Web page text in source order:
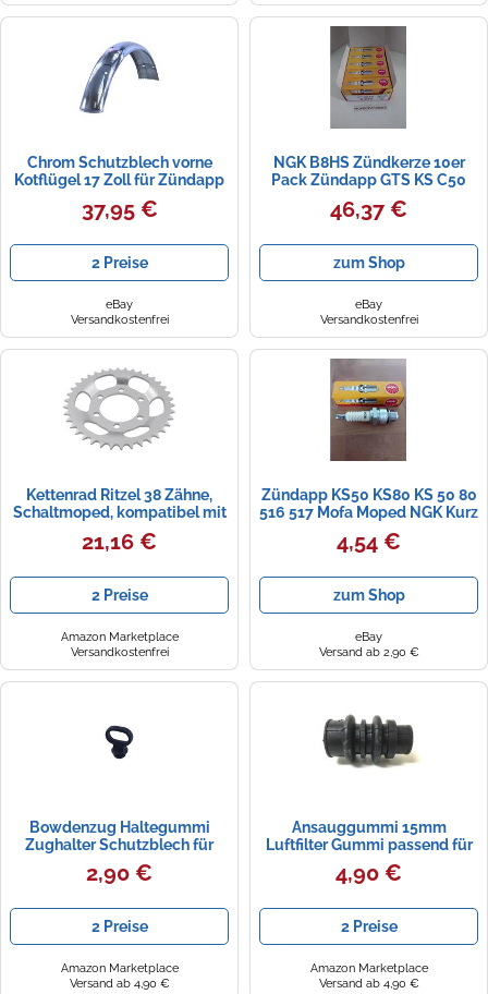
Chrom Schutzblech vorne
Kotflügel 17 Zoll für Zündapp
KS GTS C 50 Typ 517
37,95 €
2 Preise
eBay
Versandkostenfrei
NGK B8HS Zündkerze 10er
Pack Zündapp GTS KS C50
Mofa Moped Mokick NEU
46,37 €
zum Shop
eBay
Versandkostenfrei
Kettenrad Ritzel 38 Zähne,
Schaltmoped, kompatibel mit
Zündapp KS / 50
21,16 €
2 Preise
Amazon Marketplace
Versandkostenfrei
Zündapp KS50 KS80 KS 50 80
516 517 Mofa Moped NGK Kurz
Gewinde Zündkerze B8HS
4,54 €
zum Shop
eBay
Versand ab 2,90 €
Bowdenzug Haltegummi
Zughalter Schutzblech für
Zündapp GTS KS K CS 25 50
80
2,90 €
2 Preise
Amazon Marketplace
Versand ab 4,90 €
Ansauggummi 15mm
Luftfilter Gummi passend für
Zündapp C, CS, GTS, KS 50 -
Kurzes Modell
4,90 €
2 Preise
Amazon Marketplace
Versand ab 4,90 €